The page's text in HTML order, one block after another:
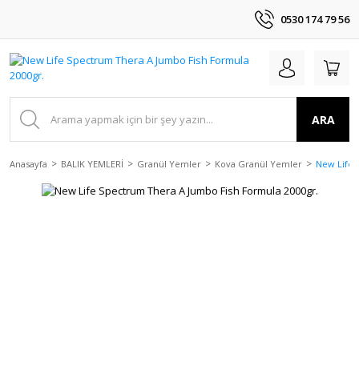
0530 174 79 56
ARA
Anasayfa BALIK YEMLERİ Granül Yemler Kova Granül Yemler New Life